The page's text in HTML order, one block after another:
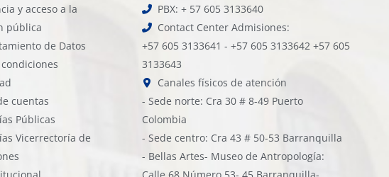
y acceso a la
pública
de Datos
cuentas
Públicas
Vicerrectoría de
PBX: + 57 605 3133640
Contact Center Admisiones:
+57 605 3133641 - +57 605 3133642 +57 605
3133643
Canales físicos de atención
- Sede norte: Cra 30 # 8-49 Puerto
Colombia
- Sede centro: Cra 43 # 50-53 Barranquilla
- Bellas Artes- Museo de Antropología: